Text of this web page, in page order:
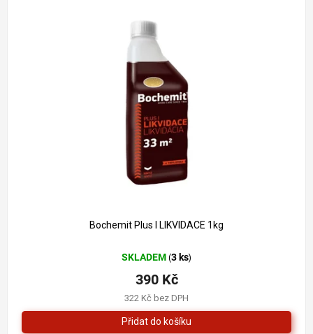
Bochemit Plus I LIKVIDACE 1kg
SKLADEM (3 ks)
322 Kč bez DPH
390 Kč